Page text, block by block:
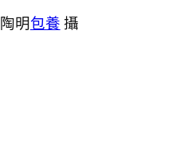
陶明包養攝